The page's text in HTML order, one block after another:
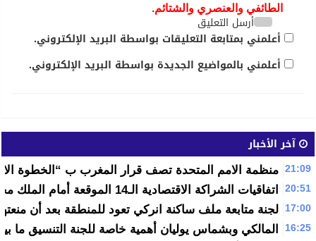
الطائفي والعنصري والشتائم.
أرسل التعليق
أعلمني بمتابعة التعليقات بواسطة البريد الإلكتروني.
أعلمني بالمواضيع الجديدة بواسطة البريد الإلكتروني.
آخر الأخبار
21:09 منظمة الامم المتحدة تصف قرار المغرب ب “الخطوة
20:51 اتفاقيات الشراكة الاقتصادية الـ14 الموقعة أمام الملك محمد السادس، والرئيس الإيفواري
17:00 لجنة متابعة ملف ساكنة انركي تعود للمنطقة بعد أن
16:25 المالكي وبشماس يوليان أهمية خاصة للجنة التنسيق ما